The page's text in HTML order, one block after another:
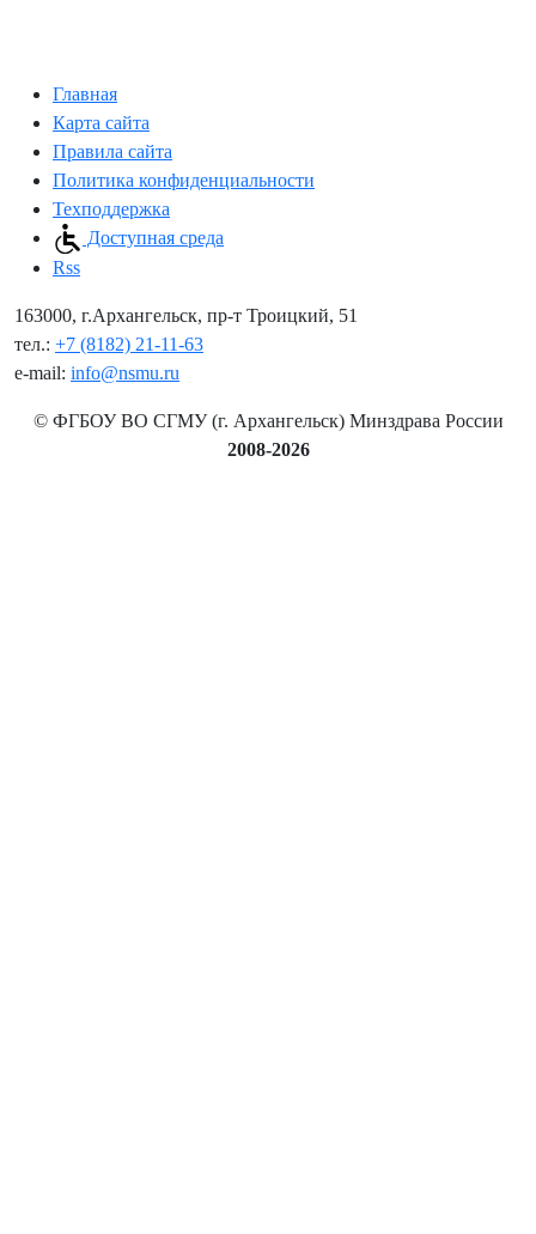
Главная
Карта сайта
Правила сайта
Политика конфиденциальности
Техподдержка
Доступная среда
Rss
163000, г.Архангельск, пр-т Троицкий, 51
тел.: +7 (8182) 21-11-63
e-mail: info@nsmu.ru
© ФГБОУ ВО СГМУ (г. Архангельск) Минздрава России
2008-2026